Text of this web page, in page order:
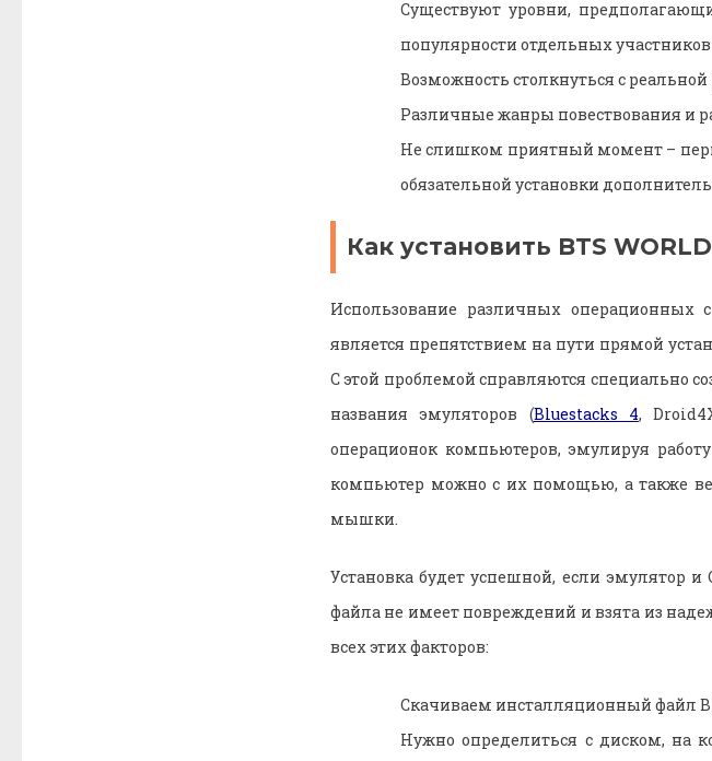
Существуют уровни,
популярности отдельных
Возможность столкнуться с
Различные жанры повествования и
Не слишком приятный момент –
обязательной установки
Как установить BTS
Использование различных операционных
является препятствием на пути прямой
С этой проблемой справляются специально
названия эмуляторов (Bluestacks 4,
операционок компьютеров, эмулируя
компьютер можно с их помощью, а также
мышки.
Установка будет успешной, если эмулятор
файла не имеет повреждений и взята из
всех этих факторов:
Скачиваем инсталляционный файл
Нужно определиться с диском, на